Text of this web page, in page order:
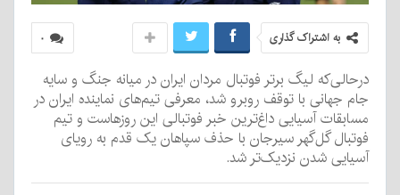
۰ به اشتراک گذاری
درحالی‌که لیگ برتر فوتبال مردان ایران در میانه جنگ و سایه
جام جهانی با توقف روبرو شد، معرفی تیم‌های نماینده ایران در
مسابقات آسیایی داغ‌ترین خبر فوتبالی این روزهاست و تیم
فوتبال گل‌گهر سیرجان با حذف سپاهان یک قدم به رویای
آسیایی شدن نزدیک‌تر شد.